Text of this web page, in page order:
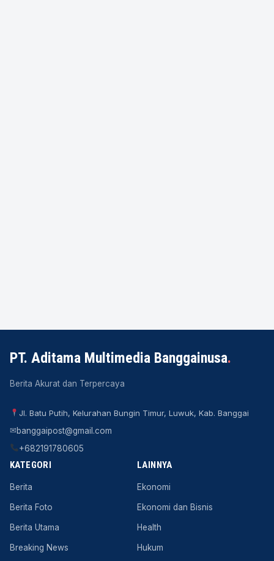
PT. Aditama Multimedia Banggainusa.
Berita Akurat dan Terpercaya
Jl. Batu Putih, Kelurahan Bungin Timur, Luwuk, Kab. Banggai
✉banggaipost@gmail.com
+682191780605
KATEGORI
Berita
Berita Foto
Berita Utama
Breaking News
LAINNYA
Ekonomi
Ekonomi dan Bisnis
Health
Hukum